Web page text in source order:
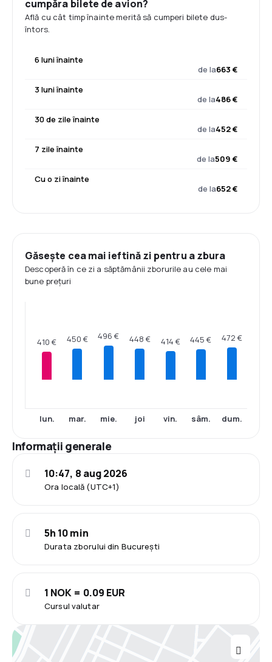
cumpăra bilete de avion?
Află cu cât timp înainte merită să cumperi bilete dus-
întors.
6 luni înainte
de la663 €
3 luni înainte
de la486 €
30 de zile înainte
de la452 €
7 zile înainte
de la509 €
Cu o zi înainte
de la652 €
Găsește cea mai ieftină zi pentru a zbura
Descoperă în ce zi a săptămânii zborurile au cele mai
bune prețuri
410 €
lun.
450 €
mar.
496 €
mie.
448 €
joi
414 €
vin.
445 €
sâm.
472 €
dum.
Informații generale
Ora locală (UTC+1)
10:47, 8 aug 2026
Durata zborului din București
5h 10 min
Cursul valutar
1 NOK = 0.09 EUR